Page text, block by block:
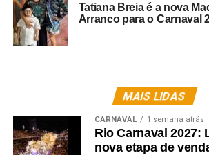
Tatiana Breia é a nova
Arranco para o Carnaval
MAIS LIDAS
CARNAVAL 1 semana atrás
Rio Carnaval 2027:
nova etapa de